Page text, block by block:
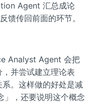
Agent 汇总成论
传回前面的环节。
Analyst Agent 会把
并尝试建立理论表
。这样做的好处是减
」，还要说明这个概念